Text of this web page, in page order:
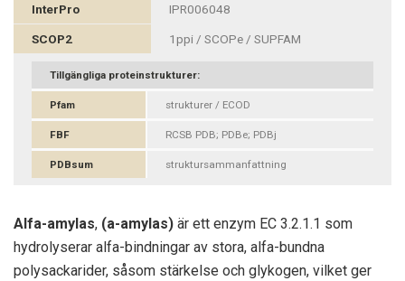
InterPro IPR006048
SCOP2 1ppi / SCOPe / SUPFAM
Tillgängliga proteinstrukturer:
Pfam strukturer / ECOD
FBF RCSB PDB; PDBe; PDBj
PDBsum struktursammanfattning
Alfa-amylas, (a-amylas) är ett enzym EC 3.2.1.1 som
hydrolyserar alfa-bindningar av stora, alfa-bundna
polysackarider, såsom stärkelse och glykogen, vilket ger